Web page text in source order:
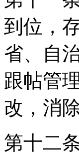
到位，
省、自
跟帖管
改，消
第十二